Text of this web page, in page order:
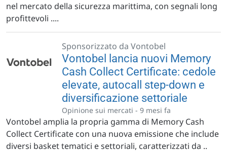
nel mercato della sicurezza marittima, con segnali long
profittevoli ....
Sponsorizzato da Vontobel
Vontobel lancia nuovi Memory
Cash Collect Certificate: cedole
elevate, autocall step-down e
diversificazione settoriale
Opinione sui mercati - 9 mesi fa
Vontobel amplia la propria gamma di Memory Cash
Collect Certificate con una nuova emissione che include
diversi basket tematici e settoriali, caratterizzati da ..